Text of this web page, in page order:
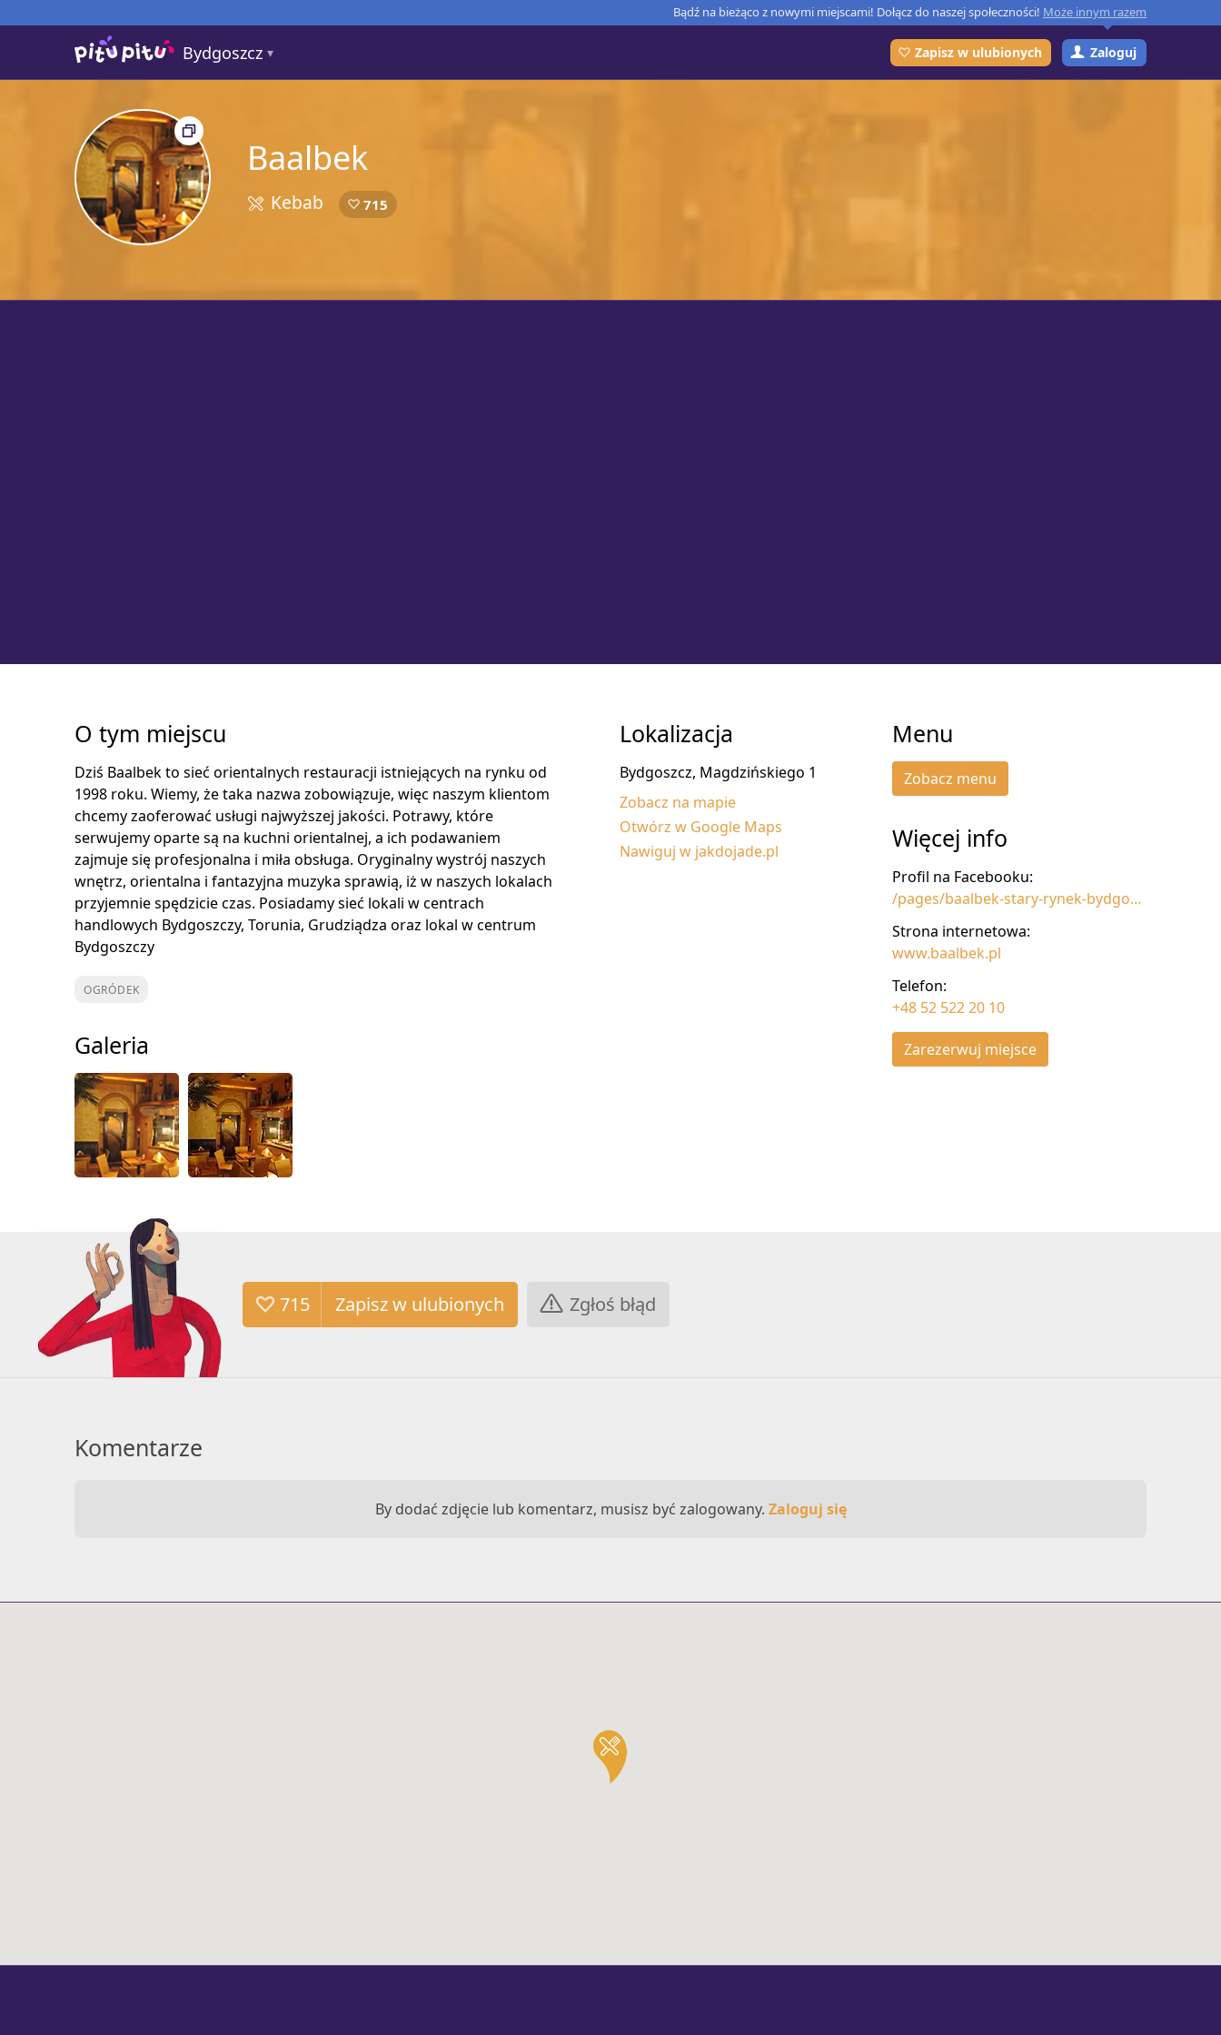
Bądź na bieżąco z nowymi miejscami! Dołącz do naszej społeczności! Może innym razem
Bydgoszcz Zaloguj
Baalbek
5 Kebab 715
O tym miejscu
Dziś Baalbek to sieć orientalnych restauracji istniejących na rynku od
1998 roku. Wiemy, że taka nazwa zobowiązuje, więc naszym klientom
chcemy zaoferować usługi najwyższej jakości. Potrawy, które
serwujemy oparte są na kuchni orientalnej, a ich podawaniem
zajmuje się profesjonalna i miła obsługa. Oryginalny wystrój naszych
wnętrz, orientalna i fantazyjna muzyka sprawią, iż w naszych lokalach
przyjemnie spędzicie czas. Posiadamy sieć lokali w centrach
handlowych Bydgoszczy, Torunia, Grudziądza oraz lokal w centrum
Bydgoszczy
OGRÓDEK
Galeria
Lokalizacja
Bydgoszcz, Magdzińskiego 1
Zobacz na mapie
Otwórz w Google Maps
Nawiguj w jakdojade.pl
Menu
Zobacz menu
Więcej info
Profil na Facebooku:
/pages/baalbek-stary-rynek-bydgoski/151000704985674
Strona internetowa:
www.baalbek.pl
Telefon:
+48 52 522 20 10
Zarezerwuj miejsce
715 Zgłoś błąd
Komentarze
By dodać zdjęcie lub komentarz, musisz być zalogowany. Zaloguj się